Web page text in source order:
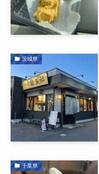
茨城県
千葉県